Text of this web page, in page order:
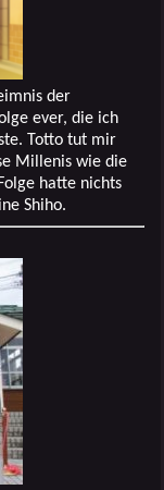
der
ever, die ich
Totto tut mir
Millenis wie die
hatte nichts
Shiho.